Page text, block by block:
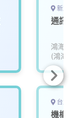
新北
通訊
鴻海精
(鴻海)
台北
機構